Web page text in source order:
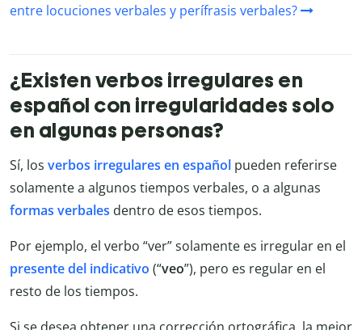
entre locuciones verbales y perífrasis verbales?
¿Existen verbos irregulares en
español con irregularidades solo
en algunas personas?
Sí, los verbos irregulares en español pueden referirse
solamente a algunos tiempos verbales, o a algunas
formas verbales dentro de esos tiempos.
Por ejemplo, el verbo “ver” solamente es irregular en el
presente del indicativo (“veo”), pero es regular en el
resto de los tiempos.